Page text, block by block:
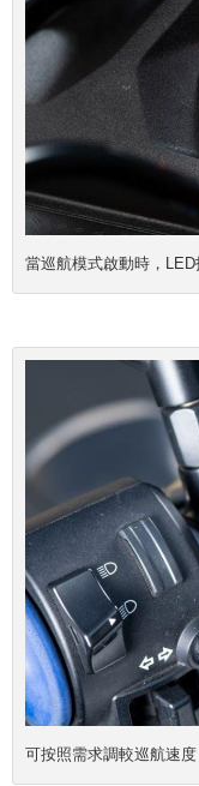
當巡航模式啟動時，LED
可按照需求調較巡航速度